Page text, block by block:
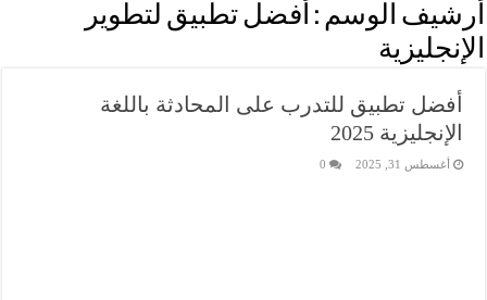
أرشيف الوسم : أفضل تطبيق لتطوير
الإنجليزية
أفضل تطبيق للتدرب على المحادثة باللغة
الإنجليزية 2025
أغسطس 31, 2025 0